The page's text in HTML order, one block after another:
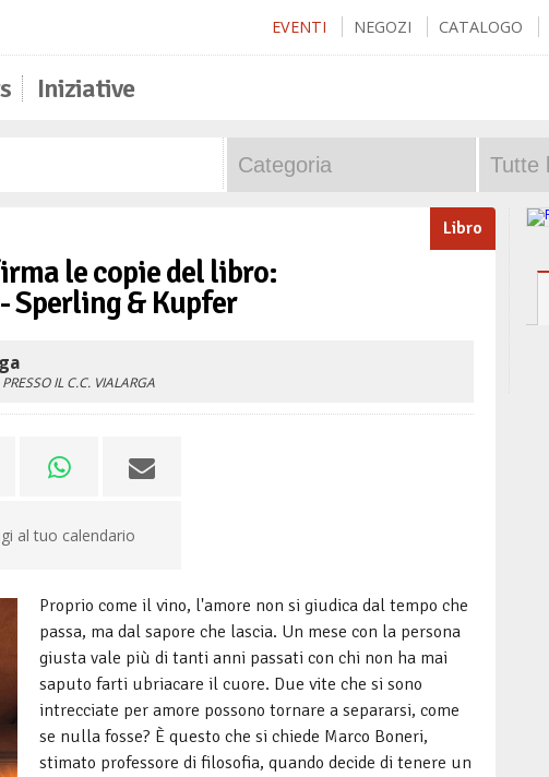
EVENTI NEGOZI CATALOGO
Iniziative
Libro
le copie del libro:
Sperling & Kupfer
PRESSO IL C.C. VIALARGA
al tuo calendario
Proprio come il vino, l'amore non si giudica dal tempo che
passa, ma dal sapore che lascia. Un mese con la persona
giusta vale più di tanti anni passati con chi non ha mai
saputo farti ubriacare il cuore. Due vite che si sono
intrecciate per amore possono tornare a separarsi, come
se nulla fosse? È questo che si chiede Marco Boneri,
stimato professore di filosofia, quando decide di tenere un